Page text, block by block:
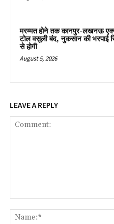
मरम्मत होने तक कानपुर-लखनऊ
टोल वसूली बंद, नुकसान की भरपाई
से होगी
August 5, 2026
LEAVE A REPLY